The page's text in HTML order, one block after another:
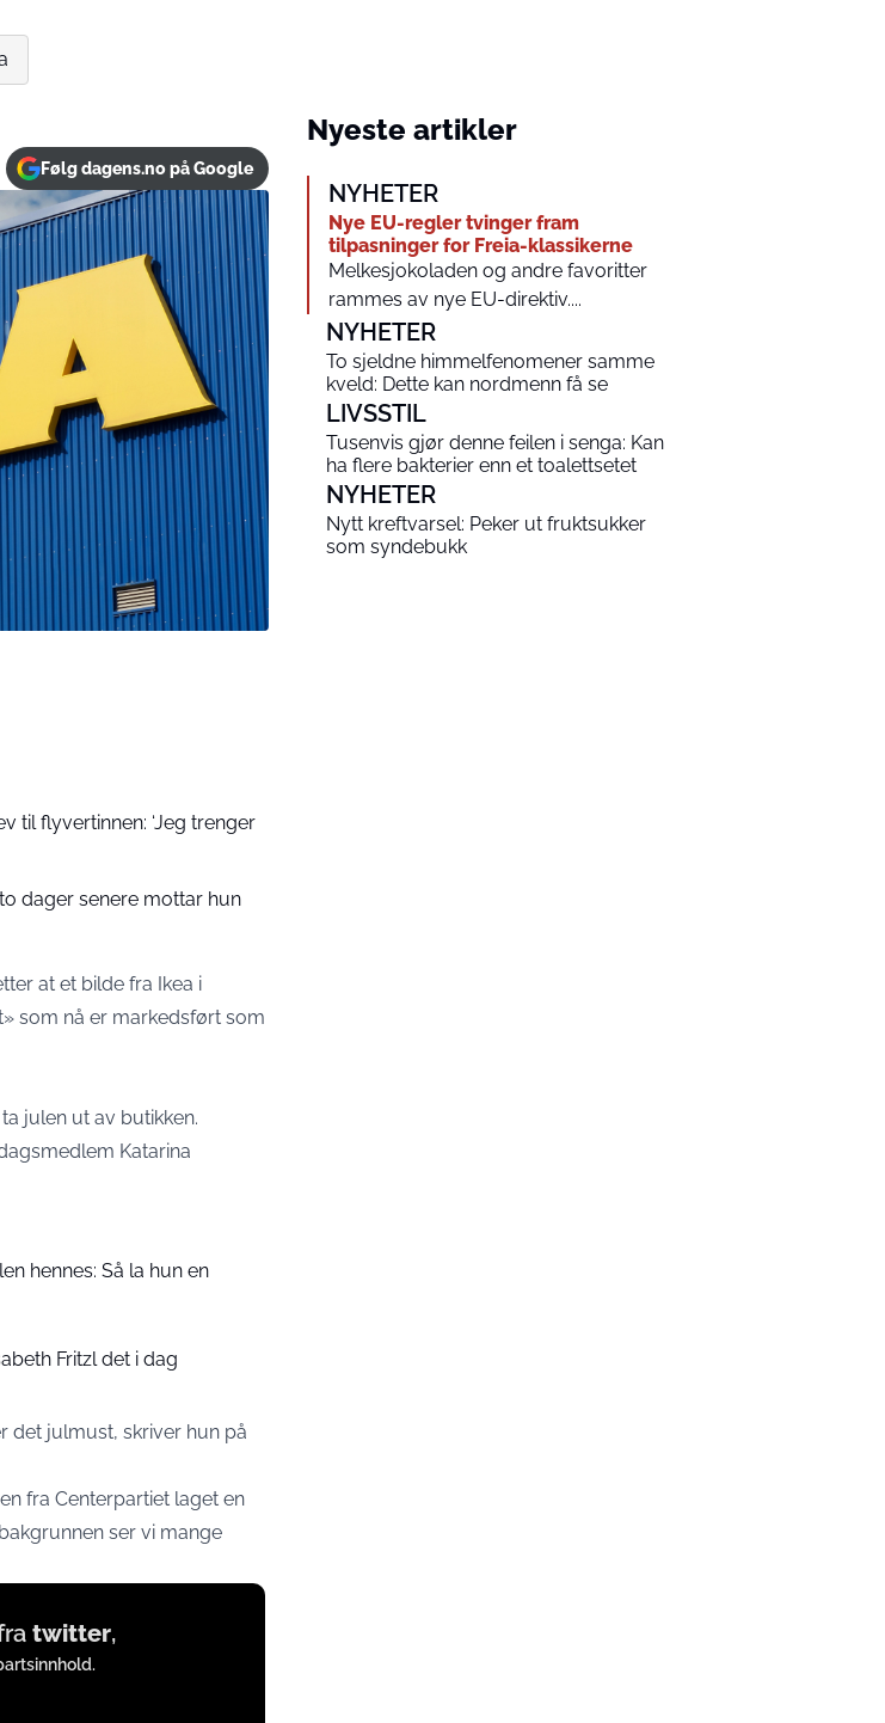
Følg dagens.no på Google
til flyvertinnen: ‘Jeg trenger
dager senere mottar hun
at et bilde fra Ikea i
som nå er markedsført som
julen ut av butikken.
Katarina
hennes: Så la hun en
Fritzl det i dag
det julmust, skriver hun på
fra Centerpartiet laget en
ser vi mange
twitter,
Nyeste artikler
NYHETER
Nye EU-regler tvinger fram
tilpasninger for Freia-klassikerne
Melkesjokoladen og andre favoritter
rammes av nye EU-direktiv....
NYHETER
To sjeldne himmelfenomener samme
kveld: Dette kan nordmenn få se
LIVSSTIL
Tusenvis gjør denne feilen i senga: Kan
ha flere bakterier enn et toalettsetet
NYHETER
Nytt kreftvarsel: Peker ut fruktsukker
som syndebukk